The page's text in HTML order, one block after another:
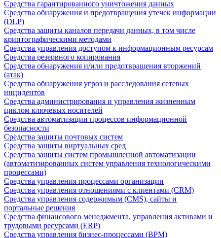
Средства гарантированного уничтожения данных
Средства обнаружения и предотвращения утечек информации
(DLP)
Средства защиты каналов передачи данных, в том числе
криптографическими методами
Средства управления доступом к информационным ресурсам
Средства резервного копирования
Средства обнаружения и/или предотвращения вторжений
(атак)
Средства обнаружения угроз и расследования сетевых
инцидентов
Средства администрирования и управления жизненным
циклом ключевых носителей
Средства автоматизации процессов информационной
безопасности
Средства защиты почтовых систем
Средства защиты виртуальных сред
Средства защиты систем промышленной автоматизации
(автоматизированных систем управления технологическими
процессами)
Средства управления процессами организации
Средства управления отношениями с клиентами (CRM)
Средства управления содержимым (CMS), сайты и
портальные решения
Средства финансового менеджмента, управления активами и
трудовыми ресурсами (ERP)
Средства управления бизнес-процессами (BPM)